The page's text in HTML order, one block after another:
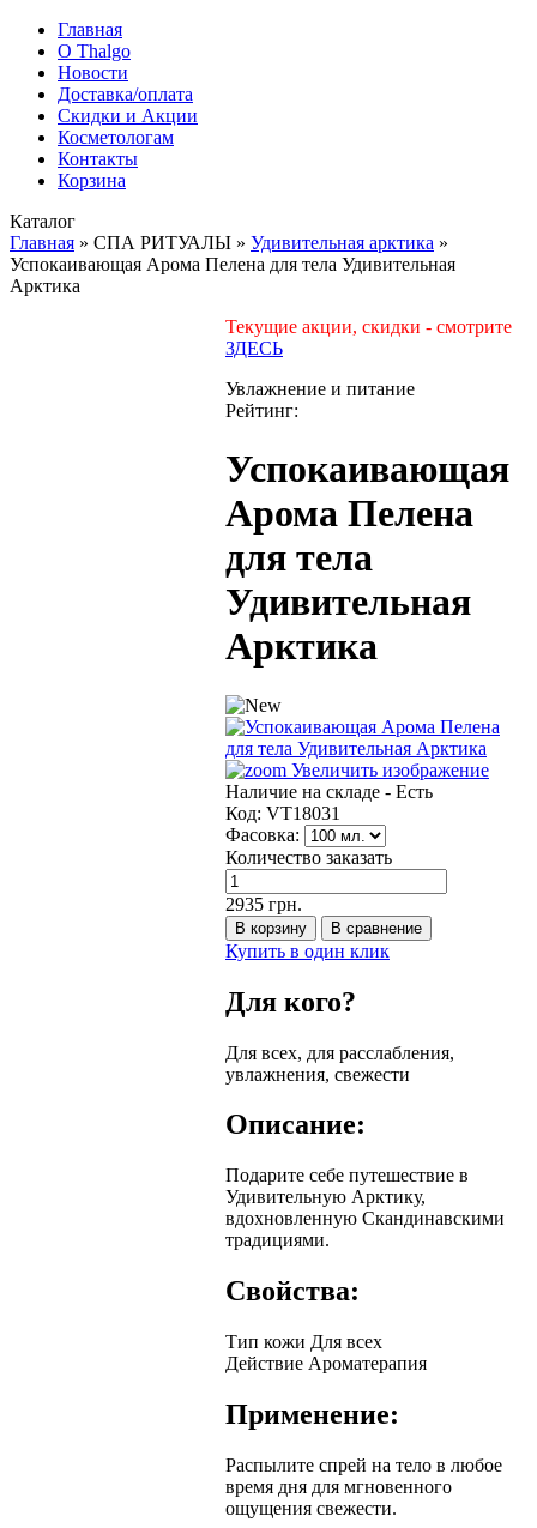
Главная
O Thalgo
Новости
Доставка/оплата
Скидки и Акции
Косметологам
Контакты
Корзина
Каталог
Главная » СПА РИТУАЛЫ » Удивительная арктика »
Успокаивающая Арома Пелена для тела Удивительная
Арктика
Текущие акции, скидки - смотрите
ЗДЕСЬ
Увлажнение и питание
Рейтинг:
Успокаивающая
Арома Пелена
для тела
Удивительная
Арктика
Увеличить изображение
Наличие на складе - Есть
Код: VT18031
Фасовка:
Количество заказать
2935 грн.
Купить в один клик
Для кого?
Для всех, для расслабления,
увлажнения, свежести
Описание:
Подарите себе путешествие в
Удивительную Арктику,
вдохновленную Скандинавскими
традициями.
Свойства:
Тип кожи Для всех
Действие Ароматерапия
Применение:
Распылите спрей на тело в любое
время дня для мгновенного
ощущения свежести.